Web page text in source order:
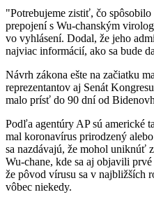
"Potrebujeme zistiť, čo
prepojení s Wu-chanským
vo vyhlásení. Dodal, že jeho
najviac informácií, ako sa bude
Návrh zákona ešte na začiatku
reprezentantov aj Senát
malo prísť do 90 dní od
Podľa agentúry AP sú americké
mal koronavírus prirodzený
sa nazdávajú, že mohol uniknúť
Wu-chane, kde sa aj objavili
že pôvod vírusu sa v najbližších
vôbec niekedy.